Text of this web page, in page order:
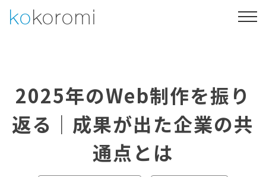
Skipkokoromi
制作事例 会社概要
053-469-4730
お問い合わせ・ご相談
2025年のWeb制作を振り
返る｜成果が出た企業の共
通点とは